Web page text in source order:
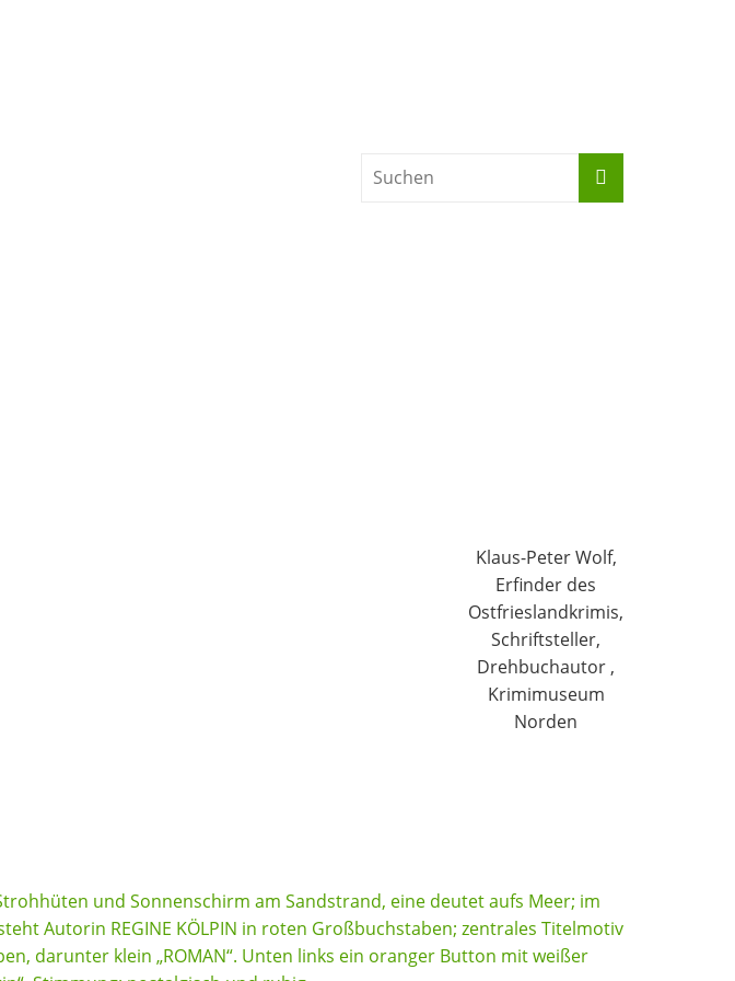
Klaus-Peter Wolf,
Erfinder des
Ostfrieslandkrimis,
Schriftsteller,
Drehbuchautor ,
Krimimuseum
Norden